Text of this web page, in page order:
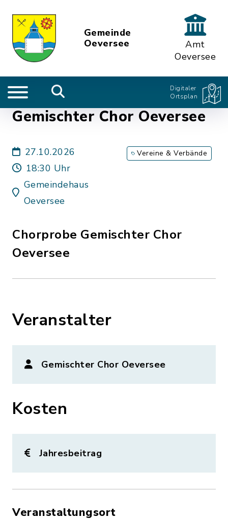
Gemeinde
Oeversee
Amt
Oeversee
Digitaler
Ortsplan
Gemischter Chor Oeversee
27.10.2026
18:30 Uhr
Gemeindehaus
Oeversee
Vereine & Verbände
Chorprobe Gemischter Chor
Oeversee
Veranstalter
Gemischter Chor Oeversee
Kosten
Jahresbeitrag
Veranstaltungsort